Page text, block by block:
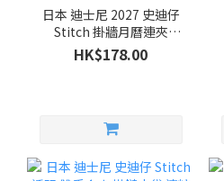
日本 迪士尼 2027 史迪仔
Stitch 掛牆月曆連夾
(MV75)
HK$178.00